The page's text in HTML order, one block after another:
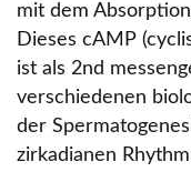
mit dem
Dieses cAMP
ist als 2nd
verschiedenen
der
zirkadianen